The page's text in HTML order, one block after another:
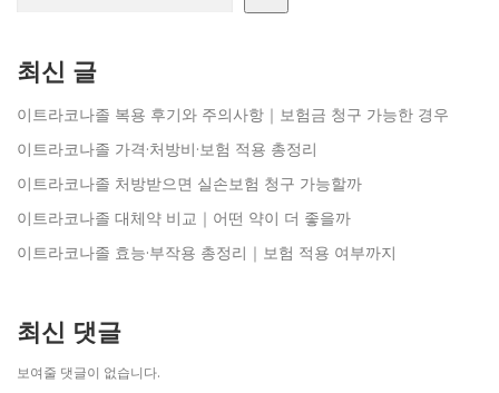
최신 글
이트라코나졸 복용 후기와 주의사항｜보험금 청구 가능한 경우
이트라코나졸 가격·처방비·보험 적용 총정리
이트라코나졸 처방받으면 실손보험 청구 가능할까
이트라코나졸 대체약 비교｜어떤 약이 더 좋을까
이트라코나졸 효능·부작용 총정리｜보험 적용 여부까지
최신 댓글
보여줄 댓글이 없습니다.